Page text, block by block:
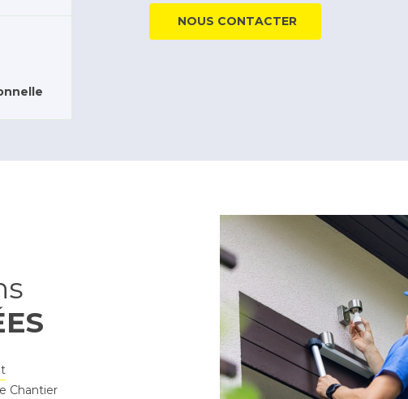
NOUS CONTACTER
Chantier